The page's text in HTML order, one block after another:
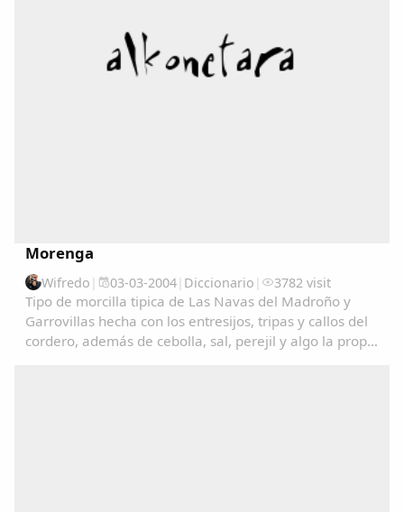
Morenga
Wifredo | 03-03-2004| Diccionario | 3782 visit
Tipo de morcilla tipica de Las Navas del Madroño y
Garrovillas hecha con los entresijos, tripas y callos del
cordero, además de cebolla, sal, perejil y algo la propia